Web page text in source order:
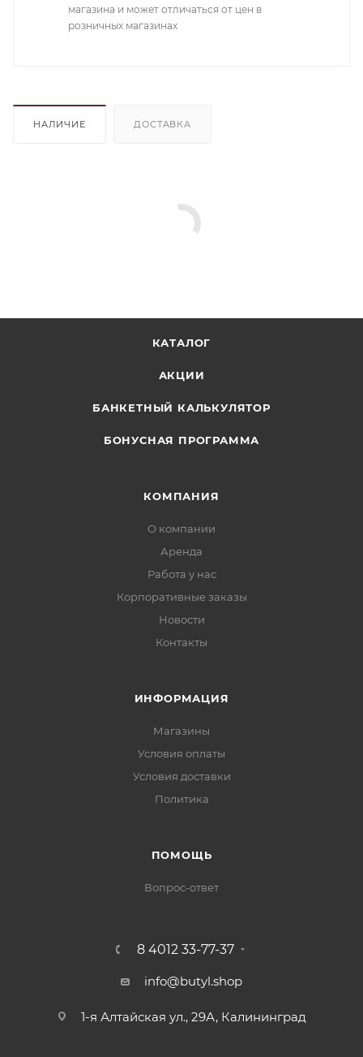
магазина и может отличаться от цен в
розничных магазинах
НАЛИЧИЕ ДОСТАВКА
КАТАЛОГ
АКЦИИ
БАНКЕТНЫЙ КАЛЬКУЛЯТОР
БОНУСНАЯ ПРОГРАММА
КОМПАНИЯ
О компании
Аренда
Работа у нас
Корпоративные заказы
Новости
Контакты
ИНФОРМАЦИЯ
Магазины
Условия оплаты
Условия доставки
Политика
ПОМОЩЬ
Вопрос-ответ
8 4012 33-77-37
info@butyl.shop
1-я Алтайская ул., 29А, Калининград